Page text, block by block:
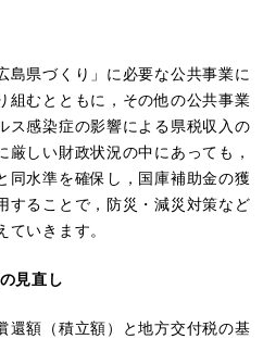
県づくり」に必要な公共事業に
組むとともに，その他の公共事業
ス感染症の影響による県税収入の
しい財政状況の中にあっても，
同水準を確保し，国庫補助金の獲
することで，防災・減災対策など
いきます。
見直し
額（積立額）と地方交付税の基